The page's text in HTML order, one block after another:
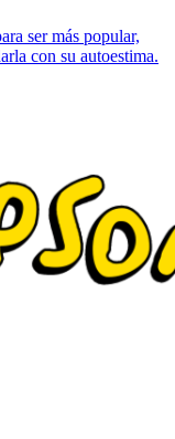
ser más popular,
con su autoestima.